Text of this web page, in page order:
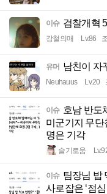
이슈 검찰개혁
강철의매 Lv.86
유머 남친이 자
Neuhauus Lv.20
이슈 호남 반도
미군기지 무단
명은 기각
슬기로움
이슈 팀장님 밥
사로잡은 ‘점심